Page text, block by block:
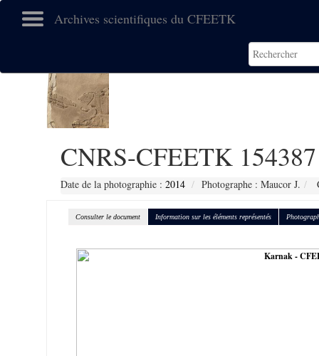
Archives scientifiques du CFEETK
CNRS-CFEETK 154387
Date de la photographie : 2014 Photographe : Maucor J.
Consulter le document Information sur les éléments représentés